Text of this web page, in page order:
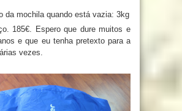
da mochila quando está vazia: 3kg
185€. Espero que dure muitos e
e que eu tenha pretexto para a
vezes.